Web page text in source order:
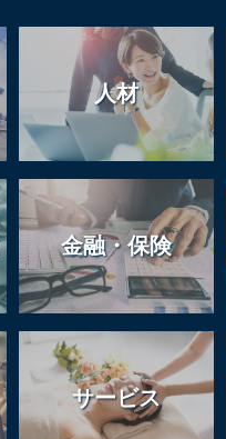
人材
金融・保険
サービス